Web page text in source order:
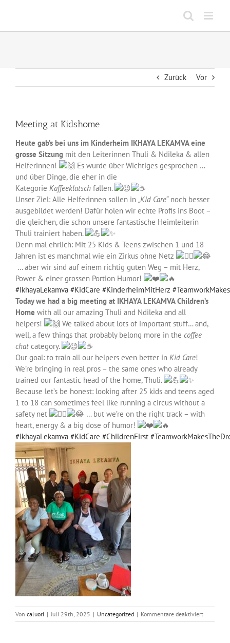
Zurück Vor
Meeting at Kidshome
Heute gab’s bei uns im Kinderheim IKHAYA LEKAMVA eine
grosse Sitzung mit den Leiterinnen Thuli & Ndileka & allen
Helferinnen!
Es wurde über Wichtiges gesprochen …
und über Dinge, die eher in die
Kategorie Kaffeeklatsch fallen.
Unser Ziel: Alle Helferinnen sollen in „Kid Care“noch besser
ausgebildet werden! Dafür holen wir echte Profis ins Boot –
die gleichen, die schon unsere fantastische Heimleiterin
Thuli trainiert haben.
Denn mal ehrlich: Mit 25 Kids & Teens zwischen 1 und 18
Jahren ist es manchmal wie ein Zirkus ohne Netz
… aber wir sind auf einem richtig guten Weg – mit Herz,
Power & einer grossen Portion Humor!
#IkhayaLekamva #KidCare #KinderheimMitHerz
Today we had a big meeting at IKHAYA LEKAMVA Children’s
Home with all our amazing Thuli and Ndileka and all
helpers!
We talked about lots of important stuff… and,
well, a few things that probably belong more in the coffee
chat category.
Our goal: to train all our helpers even better in Kid Care!
We’re bringing in real pros – the same ones who already
trained our fantastic head of the home, Thuli.
Because let’s be honest: looking after 25 kids and teens aged
1 to 18 can sometimes feel like running a circus without a
safety net
… but we’re on the right track – with
heart, energy & a big dose of humor!
#IkhayaLekamva #KidCare #ChildrenFirst
Von caluori | Juli 29th, 2025 | Uncategorized | Kommentare deaktiviertfür
Meeting